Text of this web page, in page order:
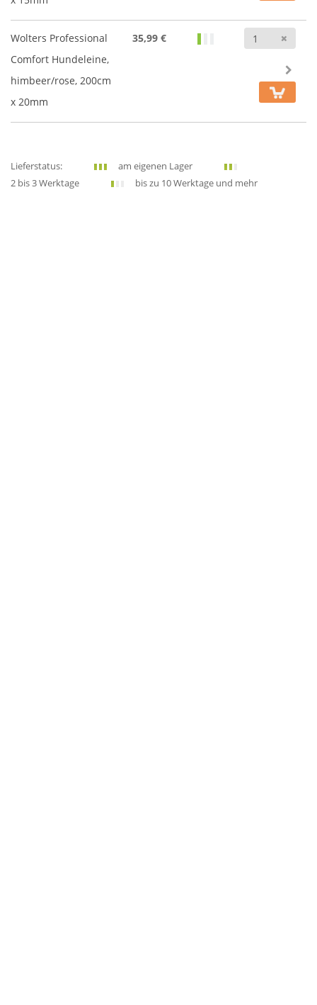
Wolters Professional
Comfort Hundeleine,
himbeer/rose, 200cm
x 20mm
35,99 €
Lieferstatus:
am eigenen Lager
2 bis 3 Werktage
bis zu 10 Werktage und mehr